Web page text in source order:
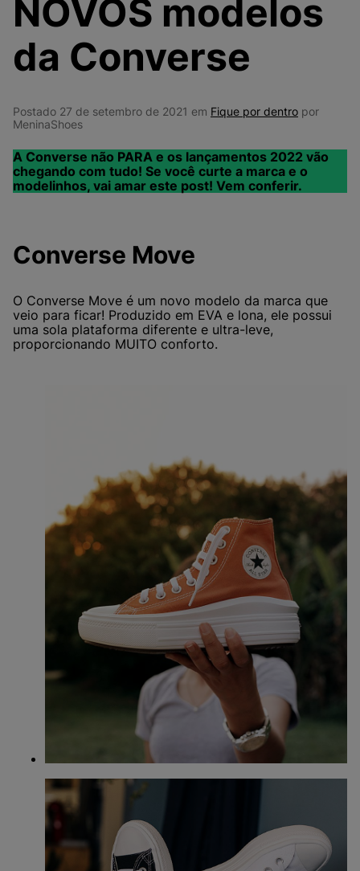
NOVOS modelos
da Converse
Postado 27 de setembro de 2021 em Fique por dentro por
MeninaShoes
A Converse não PARA e os lançamentos 2022 vão
chegando com tudo! Se você curte a marca e o
modelinhos, vai amar este post! Vem conferir.
Converse Move
O Converse Move é um novo modelo da marca que
veio para ficar! Produzido em EVA e lona, ele possui
uma sola plataforma diferente e ultra-leve,
proporcionando MUITO conforto.
9
VEJA COUNTRY